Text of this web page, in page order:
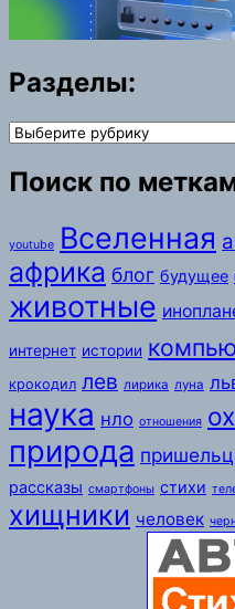
Разделы:
Разделы:
Поиск по
youtube Вселенная
африка блог будущее
животные
интернет истории
крокодил лев лирика луна
наука нло отношения
природа
рассказы смартфоны стихи
хищники человек